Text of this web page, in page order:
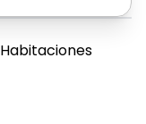
Habitaciones